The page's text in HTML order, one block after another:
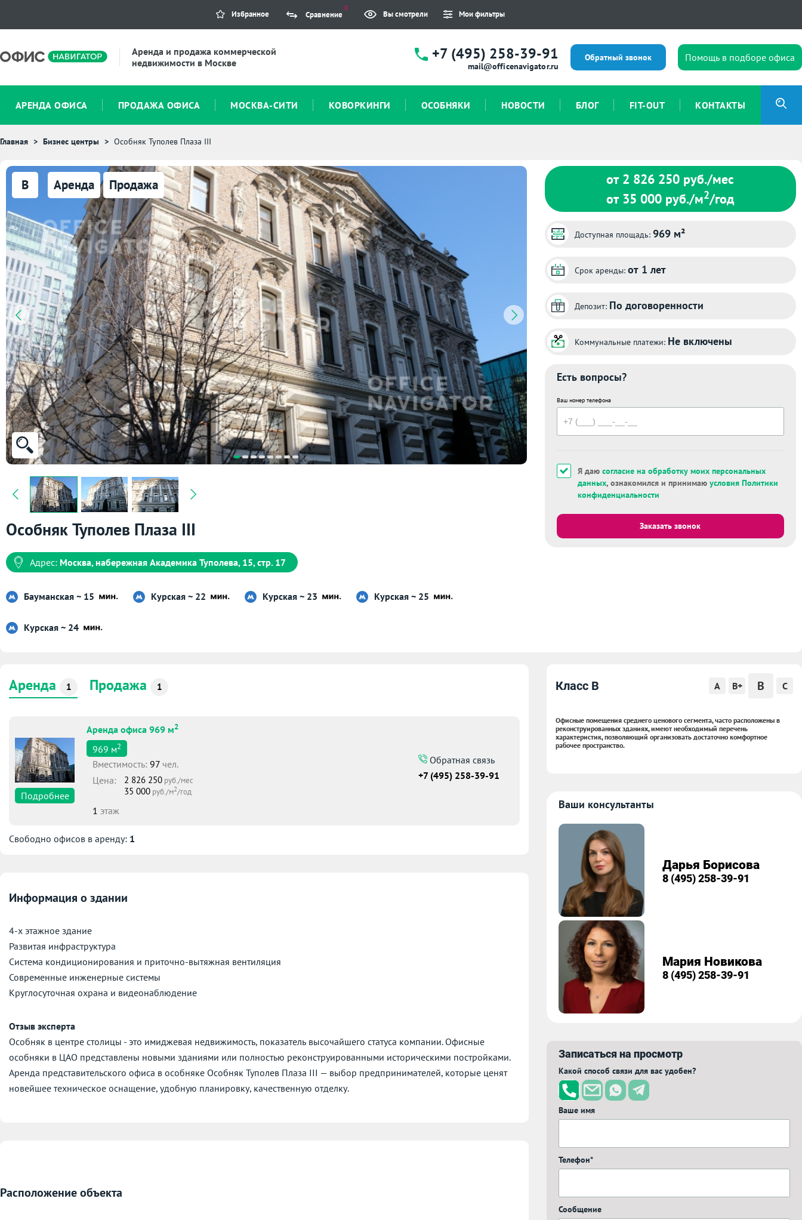
Избранное Сравнение
0
Вы смотрели Мои фильтры
Аренда и продажа коммерческой
недвижимости в Москве
+7 (495) 258-39-91
mail@officenavigator.ru
Обратный звонок Помощь в подборе офиса
АРЕНДА ОФИСА ПРОДАЖА ОФИСА МОСКВА-СИТИ КОВОРКИНГИ ОСОБНЯКИ НОВОСТИ БЛОГ FIT-OUT КОНТАКТЫ
Главная Бизнес центры Особняк Туполев Плаза III
B Аренда Продажа
Особняк Туполев Плаза III
Адрес: Москва, набережная Академика Туполева, 15, стр. 17
Бауманская ~ 15 Курская ~ 22 Курская ~ 23 Курская ~ 25
Курская ~ 24
от 2 826 250 руб./мес
от 35 000руб./м2/год
Доступная площадь: 969 м²
Срок аренды: от 1 лет
Депозит: По договоренности
Коммунальные платежи: Не включены
Есть вопросы?
Ваш номер телефона
Я даю согласие на обработку моих персональных
данных, ознакомился и принимаю условия Политики
конфиденциальности
Заказать звонок
Аренда 1 Продажа 1
Подробнее
Аренда офиса 969 м2
969 м2
Вместимоcть: 97 чел.
Цена:
2 826 250 руб./мес
35 000 руб./м2/год
1 этаж
Обратная связь
+7 (495) 258-39-91
Свободно офисов в аренду: 1
Информация о здании
4-х этажное здание
Развитая инфраструктура
Система кондиционирования и приточно-вытяжная вентиляция
Современные инженерные системы
Круглосуточная охрана и видеонаблюдение
Отзыв эксперта
Особняк в центре столицы - это имиджевая недвижимость, показатель высочайшего статуса компании. Офисные
особняки в ЦАО представлены новыми зданиями или полностью реконструированными историческими постройками.
Аренда представительского офиса в особняке Особняк Туполев Плаза III — выбор предпринимателей, которые ценят
новейшее техническое оснащение, удобную планировку, качественную отделку.
Расположение объекта
Класс B A B+ B C
Офисные помещения среднего ценового сегмента, часто расположены в
реконструированных зданиях, имеют необходимый перечень
характеристик, позволяющий организовать достаточно комфортное
рабочее пространство.
Ваши консультанты
Дарья Борисова
8 (495) 258-39-91
Мария Новикова
8 (495) 258-39-91
Записаться на просмотр
Какой способ связи для вас удобен?
Ваше имя
Телефон*
Сообщение